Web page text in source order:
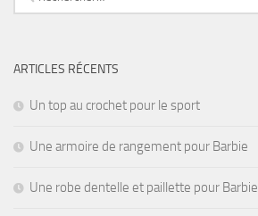
ARTICLES RÉCENTS
Un top au crochet pour le sport
Une armoire de rangement pour Barbie
Une robe dentelle et paillette pour Barbie